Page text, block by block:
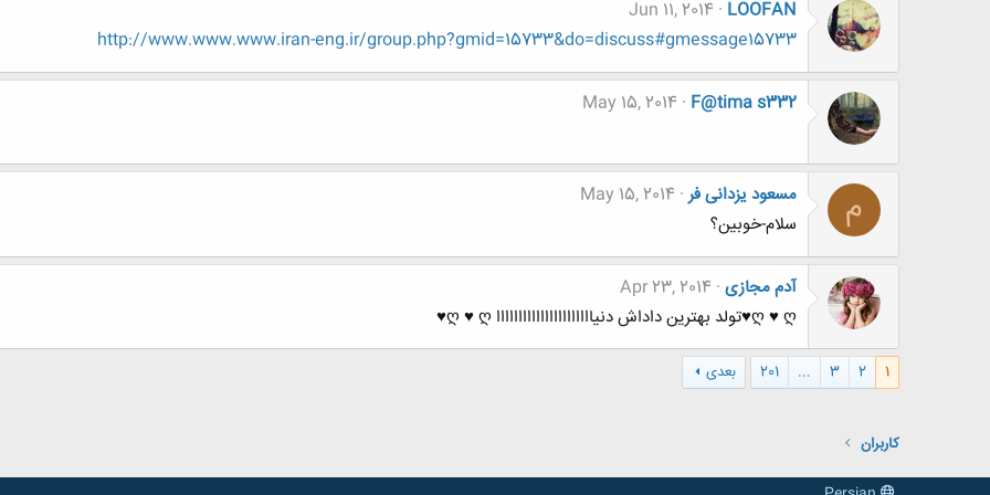
LOOFAN
Jun 11, 2014
http://www.www.www.iran-eng.ir/group.php?gmid=15733&do=discuss#gmessage15733
F@tima s332
May 15, 2014
م مسعود یزدانی فر May 15, 2014
سلام-خوبین؟
آدم مجازی Apr 23, 2014
ღ ♥ ღ♥تولد بهترین داداش دنیاااااااااااااااااااااا ღ ♥ ღ♥
1
2
3
...
201 بعدی
کاربران